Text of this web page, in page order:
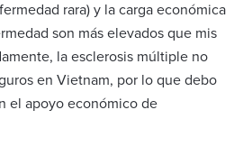
rara) y la carga económica
son más elevados que mis
la esclerosis múltiple no
en Vietnam, por lo que debo
el apoyo económico de